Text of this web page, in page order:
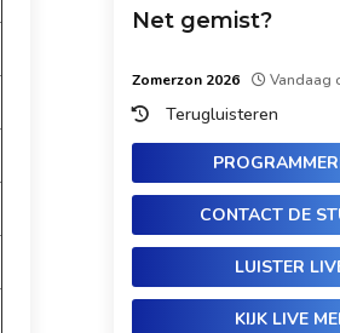
Net gemist?
Zomerzon 2026 Vandaag
Terugluisteren
CONTACT DE
LUISTER
KIJK LIVE